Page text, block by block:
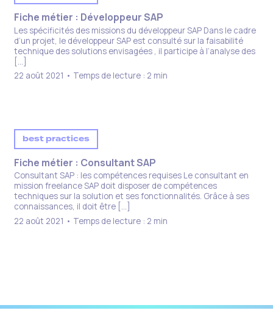
Fiche métier : Développeur SAP​
Les spécificités des missions du développeur SAP Dans le cadre
d’un projet, le développeur SAP est consulté sur la faisabilité
technique des solutions envisagées , il participe à l’analyse des
[…]
22 août 2021 • Temps de lecture : 2 min
best practices
Fiche métier : Consultant SAP
Consultant SAP : les compétences requises Le consultant en
mission freelance SAP doit disposer de compétences
techniques sur la solution et ses fonctionnalités. Grâce à ses
connaissances, il doit être […]
22 août 2021 • Temps de lecture : 2 min